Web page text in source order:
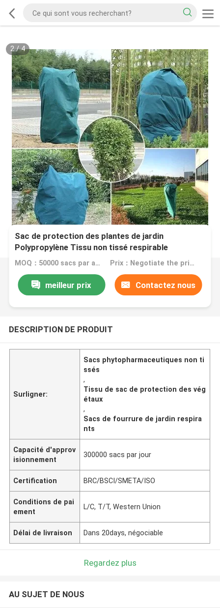
2/4
Sac de protection des plantes de jardin
Polypropylène Tissu non tissé respirable
MOQ：50000 sacs par article Prix：Negotiate the price in detail according to the product
meilleur prix Contactez nous
DESCRIPTION DE PRODUIT
Surligner:
Sacs phytopharmaceutiques non ti
ssés
,
Tissu de sac de protection des vég
étaux
,
Sacs de fourrure de jardin respira
nts
Capacité d'approv
isionnement
300000 sacs par jour
Certification BRC/BSCI/SMETA/ISO
Conditions de pai
ement
L/C, T/T, Western Union
Délai de livraison Dans 20days, négociable
Regardez plus
AU SUJET DE NOUS